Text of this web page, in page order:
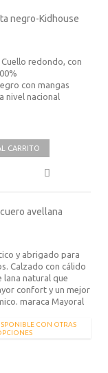
negro-Kidhouse
redondo, con
con mangas
nivel nacional
CARRITO
avellana
y abrigado para
Calzado con cálido
natural que
confort y un mejor
maraca Mayoral
CON OTRAS